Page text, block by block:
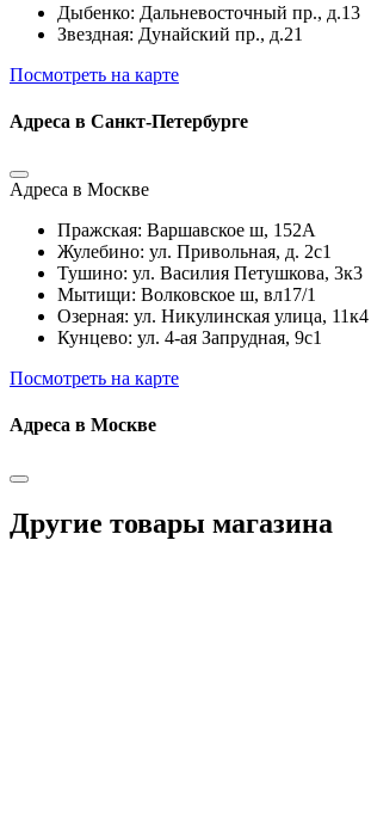
Дыбенко: Дальневосточный пр., д.13
Звездная: Дунайский пр., д.21
Посмотреть на карте
Адреса в Санкт-Петербурге
Адреса в Москве
Пражская: Варшавское ш, 152А
Жулебино: ул. Привольная, д. 2с1
Тушино: ул. Василия Петушкова, 3к3
Мытищи: Волковское ш, вл17/1
Озерная: ул. Никулинская улица, 11к4
Кунцево: ул. 4-ая Запрудная, 9с1
Посмотреть на карте
Адреса в Москве
Другие товары магазина